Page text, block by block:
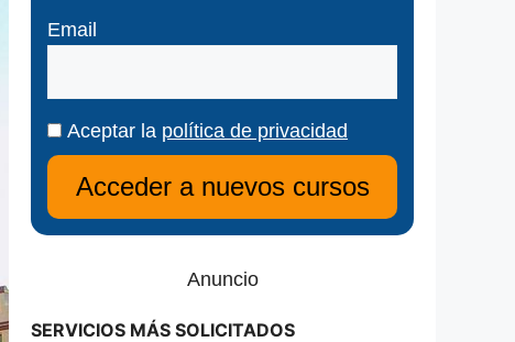
Email
Aceptar la política de privacidad
Anuncio
SERVICIOS MÁS SOLICITADOS